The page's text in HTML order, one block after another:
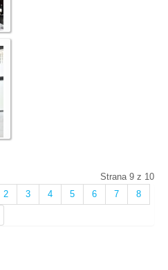
Strana 9 z 10
2 3 4 5 6 7
8